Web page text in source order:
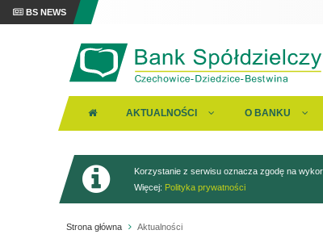
BS NEWS
AKTUALNOŚCI O BANKU
Korzystanie z serwisu oznacza zgodę na
Więcej: Polityka prywatności
Strona główna Aktualności